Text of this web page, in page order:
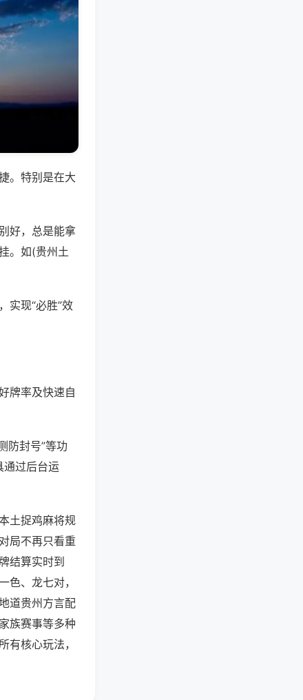
。特别是在大
好，总是能拿
。如(贵州土
实现“必胜”效
牌率及快速自
防封号”等功
通过后台运
土捉鸡麻将规
局不再只看重
结算实时到
色、龙七对，
道贵州方言配
族赛事等多种
有核心玩法，